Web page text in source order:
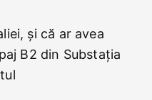
și că ar avea
B2 din Substația